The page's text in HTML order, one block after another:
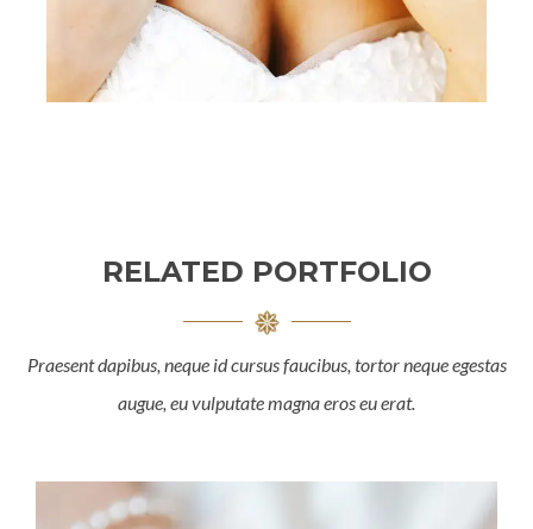
RELATED PORTFOLIO
Praesent dapibus, neque id cursus faucibus, tortor neque egestas
augue, eu vulputate magna eros eu erat.